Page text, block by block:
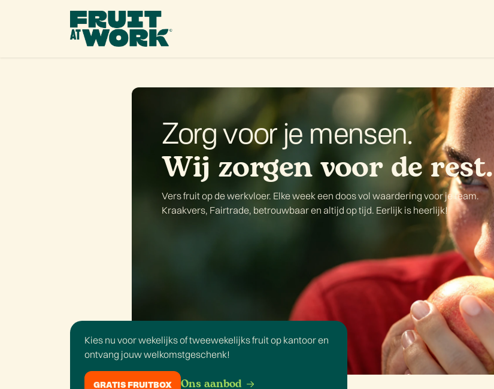
Zorg voor je mensen.
Wij zorgen voor de rest.
Vers fruit op de werkvloer. Elke week een doos vol waardering voor je team.
Kraakvers, Fairtrade, betrouwbaar en altijd op tijd. Eerlijk is heerlijk!
Kies nu voor wekelijks of tweewekelijks fruit op kantoor en
ontvang jouw welkomstgeschenk!
GRATIS FRUITBOX Ons aanbod